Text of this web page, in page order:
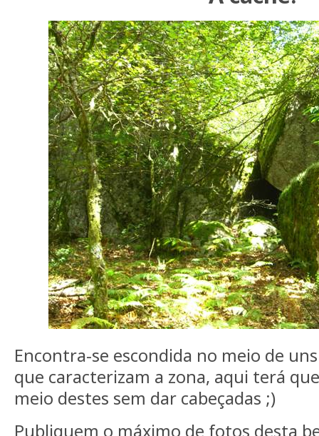
Encontra-se escondida no meio de
que caracterizam a zona, aqui terá
meio destes sem dar cabeçadas ;)
Publiquem o máximo de fotos desta